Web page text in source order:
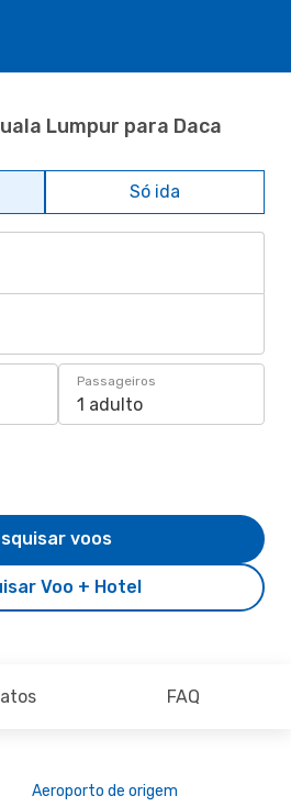
Lumpur para Daca
Só ida
Passageiros
1 adulto
Voo + Hotel
voos
FAQ
Aeroporto de origem